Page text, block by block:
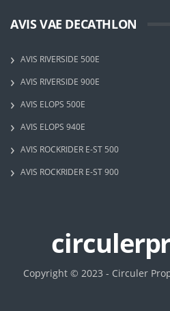
AVIS VAE DECATHLON
AVIS RIVERSIDE 500E
AVIS RIVERSIDE 900E
AVIS ELOPS 500E
AVIS ELOPS 940E
AVIS ROCKRIDER E-ST 500
AVIS ROCKRIDER E-ST 900
Copyright © 2023 - Circuler